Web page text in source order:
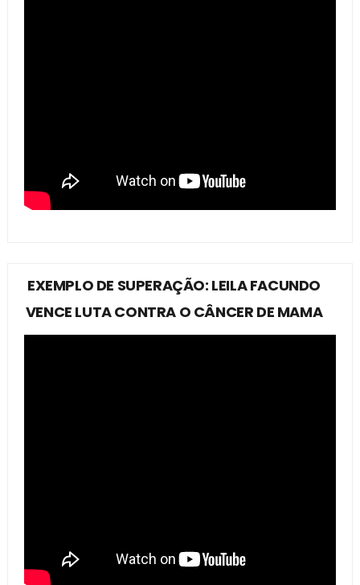
EXEMPLO DE SUPERAÇÃO: LEILA FACUNDO
VENCE LUTA CONTRA O CÂNCER DE MAMA